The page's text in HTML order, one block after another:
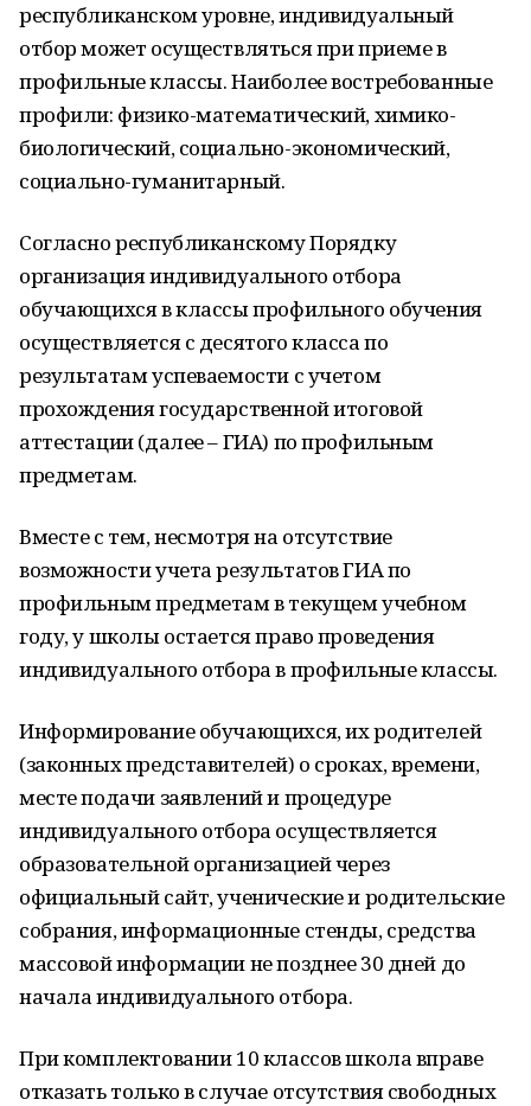
республиканском уровне, индивидуальный
отбор может осуществляться при приеме в
профильные классы. Наиболее востребованные
профили: физико-математический, химико-
биологический, социально-экономический,
социально-гуманитарный.
Согласно республиканскому Порядку
организация индивидуального отбора
обучающихся в классы профильного обучения
осуществляется с десятого класса по
результатам успеваемости с учетом
прохождения государственной итоговой
аттестации (далее – ГИА) по профильным
предметам.
Вместе с тем, несмотря на отсутствие
возможности учета результатов ГИА по
профильным предметам в текущем учебном
году, у школы остается право проведения
индивидуального отбора в профильные классы.
Информирование обучающихся, их родителей
(законных представителей) о сроках, времени,
месте подачи заявлений и процедуре
индивидуального отбора осуществляется
образовательной организацией через
официальный сайт, ученические и родительские
собрания, информационные стенды, средства
массовой информации не позднее 30 дней до
начала индивидуального отбора.
При комплектовании 10 классов школа вправе
отказать только в случае отсутствия свободных